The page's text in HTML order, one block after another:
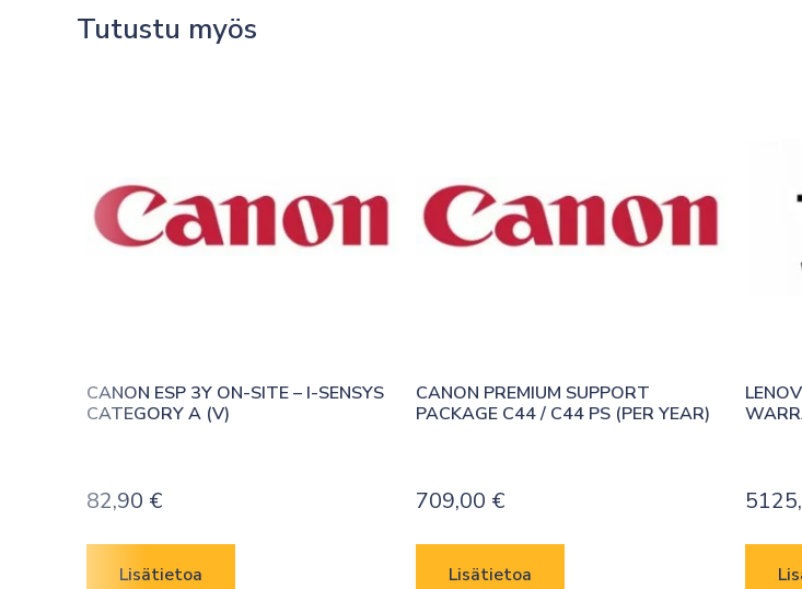
Tutustu myös
CANON ESP 3Y ON-SITE – I-SENSYS
CATEGORY A (V)
82,90 €
Lisätietoa
CANON PREMIUM SUPPORT
PACKAGE C44 / C44 PS (PER YEAR)
709,00 €
Lisätietoa